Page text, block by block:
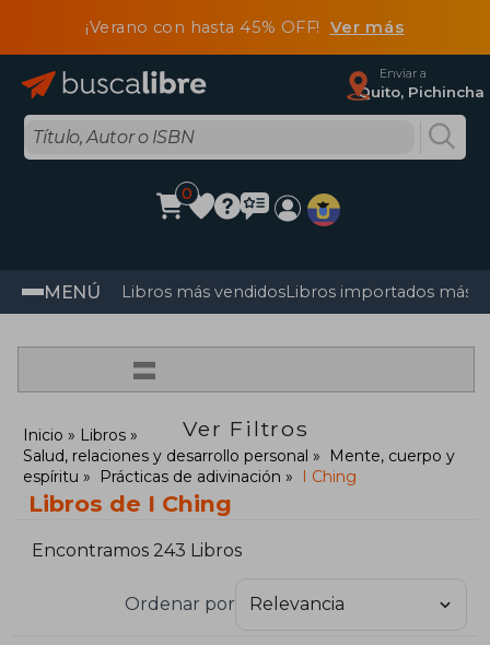
¡Verano con hasta 45% OFF! Ver más
Enviar a
Quito, Pichincha
0
MENÚ Libros más vendidosLibros importados más
=
Ver Filtros
Inicio
Libros
Salud, relaciones y desarrollo personal
Mente, cuerpo y
espíritu
Prácticas de adivinación I Ching
Libros de I Ching
Encontramos 243 Libros
Ordenar por